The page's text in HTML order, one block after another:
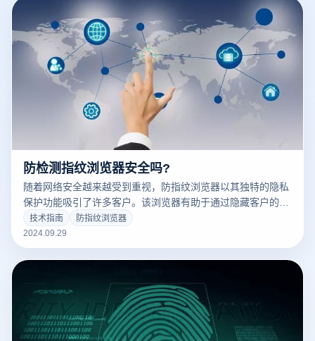
防检测指纹浏览器安全吗?
随着网络安全越来越受到重视，防指纹浏览器以其独特的隐私
保护功能吸引了许多客户。该浏览器有助于通过隐藏客户的真
实身份和浏览习惯来避免收集和跟踪个人信息。然而，安全问
题也随之而来。防检测指纹浏览器真的安全吗？使用时应注意
哪些风险？接下来，我们将深入探讨防指纹浏览器的安全性及
其在实际使用中的优势和局限性。
技术指南
防指纹浏览器
2024.09.29